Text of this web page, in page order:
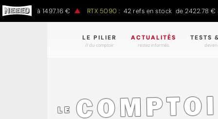
€ à 1497.16 € RTX 5090 : 42 refs en stock de 2422.78 € à
LE PILIER
// du comptoir
ACTUALITÉS
restez informés.
TESTS